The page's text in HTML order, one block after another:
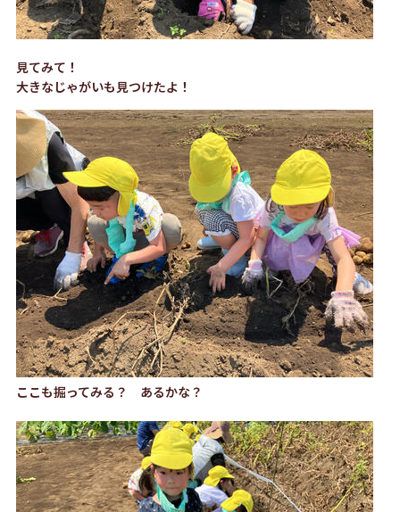
見てみて！
大きなじゃがいも見つけたよ！
ここも掘ってみる？ あるかな？